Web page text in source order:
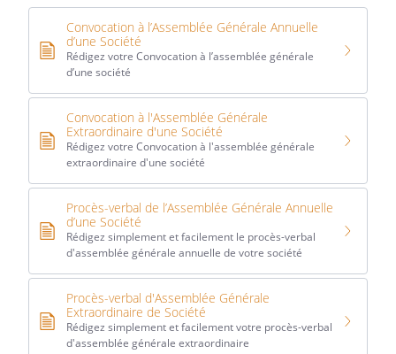
Convocation à l’Assemblée Générale Annuelle
d’une Société
Rédigez votre Convocation à l’assemblée générale
d’une société
Convocation à l'Assemblée Générale
Extraordinaire d'une Société
Rédigez votre Convocation à l'assemblée générale
extraordinaire d'une société
Procès-verbal de l’Assemblée Générale Annuelle
d’une Société
Rédigez simplement et facilement le procès-verbal
d'assemblée générale annuelle de votre société
Procès-verbal d'Assemblée Générale
Extraordinaire de Société
Rédigez simplement et facilement votre procès-verbal
d'assemblée générale extraordinaire